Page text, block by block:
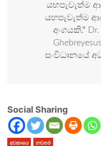
යහපැවැත්ම
යහපැවැත්ම
අංගයකි.”
සංවිධානයේ
Social Sharing
අවකාශය නවතම